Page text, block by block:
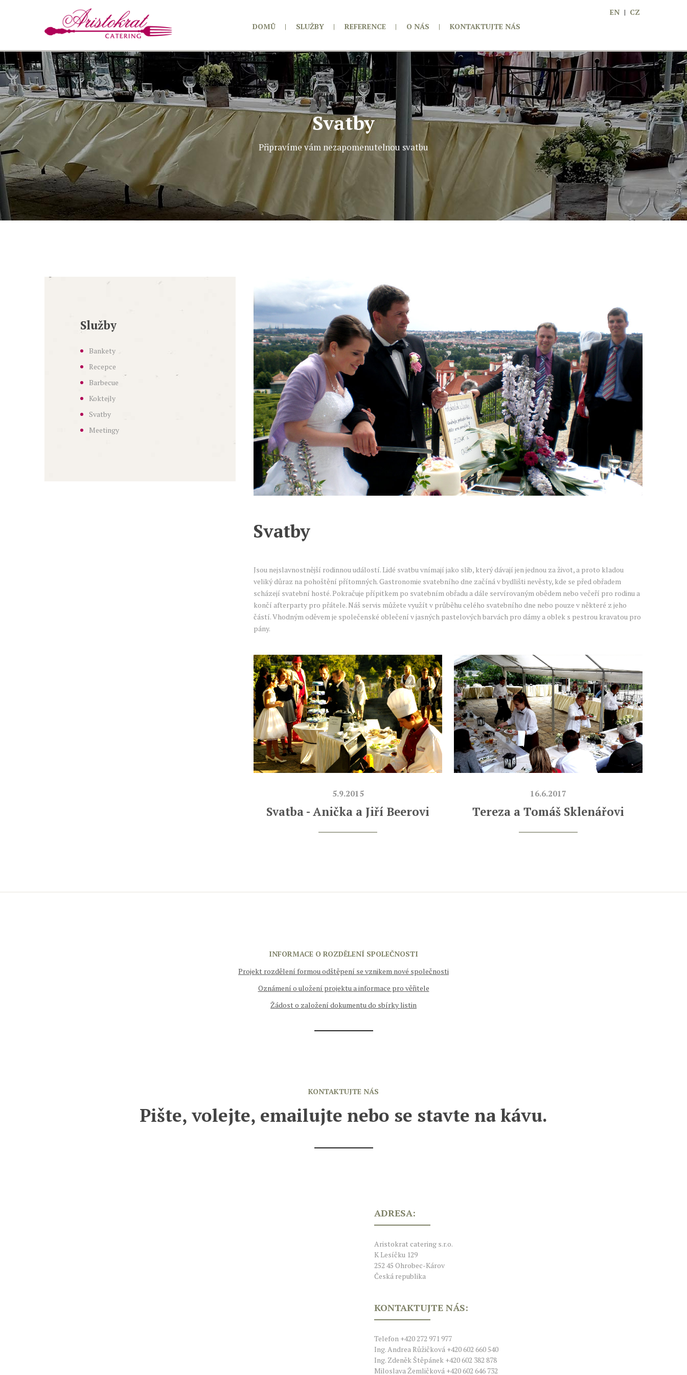
EN | CZ
DOMŮ
| SLUŽBY | REFERENCE | O NÁS | KONTAKTUJTE NÁS
Svatby
Připravíme vám nezapomenutelnou svatbu
Služby
Bankety
Recepce
Barbecue
Koktejly
Svatby
Meetingy
Svatby
Jsou nejslavnostnější rodinnou událostí. Lidé svatbu vnímají jako slib, který dávají jen jednou za život, a proto kladou
veliký důraz na pohoštění přítomných. Gastronomie svatebního dne začíná v bydlišti nevěsty, kde se před obřadem
scházejí svatební hosté. Pokračuje přípitkem po svatebním obřadu a dále servírovaným obědem nebo večeří pro rodinu a
končí afterparty pro přátele. Náš servis můžete využít v průběhu celého svatebního dne nebo pouze v některé z jeho
částí. Vhodným oděvem je společenské oblečení v jasných pastelových barvách pro dámy a oblek s pestrou kravatou pro
pány.
5.9.2015
Svatba - Anička a Jiří Beerovi
16.6.2017
Tereza a Tomáš Sklenářovi
INFORMACE O ROZDĚLENÍ SPOLEČNOSTI
Projekt rozdělení formou odštěpení se vznikem nové společnosti
Oznámení o uložení projektu a informace pro věřitele
Žádost o založení dokumentu do sbírky listin
KONTAKTUJTE NÁS
Pište, volejte, emailujte nebo se stavte na kávu.
ADRESA:
Aristokrat catering s.r.o.
K Lesíčku 129
252 45 Ohrobec-Károv
Česká republika
KONTAKTUJTE NÁS:
Telefon +420 272 971 977
Ing. Andrea Růžičková +420 602 660 540
Ing. Zdeněk Štěpánek +420 602 382 878
Miloslava Žemličková +420 602 646 732